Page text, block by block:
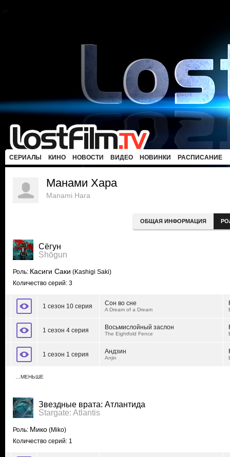
СЕРИАЛЫ КИНО НОВОСТИ ВИДЕО НОВИНКИ РАСПИСАНИЕ
Манами Хара
Manami Hara
ОБЩАЯ ИНФОРМАЦИЯ
Сёгун
Shōgun
Роль: Касиги Саки (Kashigi Saki)
Количество серий: 3
1 сезон 10 серия Сон во сне
A Dream of a Dream
1 сезон 4 серия Восьмислойный заслон
The Eightfold Fence
1 сезон 1 серия Андзин
Anjin
…МЕНЬШЕ
Звездные врата: Атлантида
Stargate: Atlantis
Роль: Мико (Miko)
Количество серий: 1